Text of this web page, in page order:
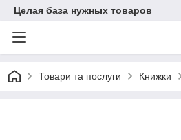
Целая база нужных товаров
Товари та послуги Книжки